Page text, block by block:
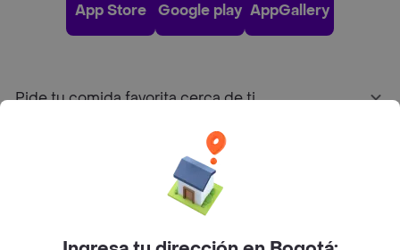
App Store Google play AppGallery
Pide tu comida favorita cerca de ti